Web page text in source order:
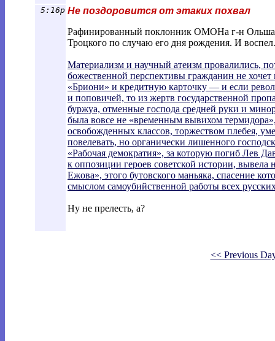
5:16p Не поздоровится от этаких похвал
Рафинированный поклонник ОМОНа г-н
Троцкого по случаю его дня рождения. И
Материализм и научный атеизм провалились,
божественной перспективы гражданин не хочет
«Бриони» и кредитную карточку — и если
и поповичей, то из жертв государственной
буржуа, отменные господа средней руки и
была вовсе не «временным вывихом
освобожденных классов, торжеством плебея,
повелевать, но органически лишенного
«Рабочая демократия», за которую погиб Лев
к оппозиции героев советской истории,
Ежова», этого бутовского маньяка, спасение
смыслом самоубийственной работы всех
Ну не прелесть, а?
<< Previous